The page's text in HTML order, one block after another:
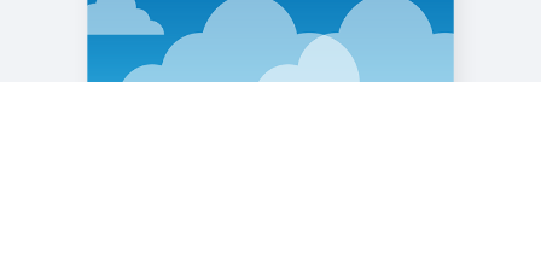
Scopri altre risorse